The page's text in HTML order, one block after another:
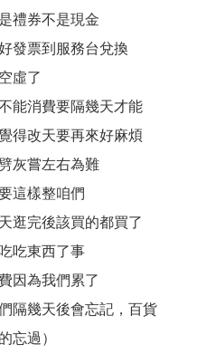
禮券不是現金
發票到服務台兌換
虛了
能消費要隔幾天才能
得改天要再來好麻煩
灰嘗左右為難
這樣整咱們
逛完後該買的都買了
吃東西了事
因為我們累了
隔幾天後會忘記，百貨
忘過）